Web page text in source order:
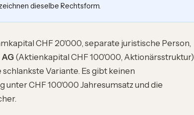
dieselbe Rechtsform.
CHF 20'000, separate juristische Person,
AG (Aktienkapital CHF 100'000, Aktionärsstruktur)
Variante. Es gibt keinen
CHF 100'000 Jahresumsatz und die